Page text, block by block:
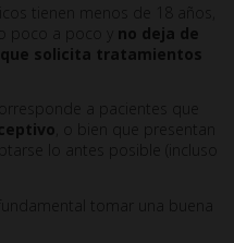
tienen menos de 18 años,
poco a poco y no deja de
solicita tratamientos
a pacientes que
, o bien que presentan
lo antes posible (incluso
tomar una buena